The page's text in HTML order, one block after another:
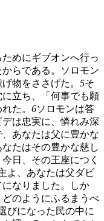
めにギブオンへ行っ
らである。ソロモン
物をささげた。 5そ
立ち、「何事でも願
た。 6ソロモンは答
は忠実に、憐れみ深
あなたは父に豊かな
たはその豊かな慈し
日、その王座につく
よ、あなたは父ダビ
なりました。しか
のようにふるまうべ
びになった民の中に